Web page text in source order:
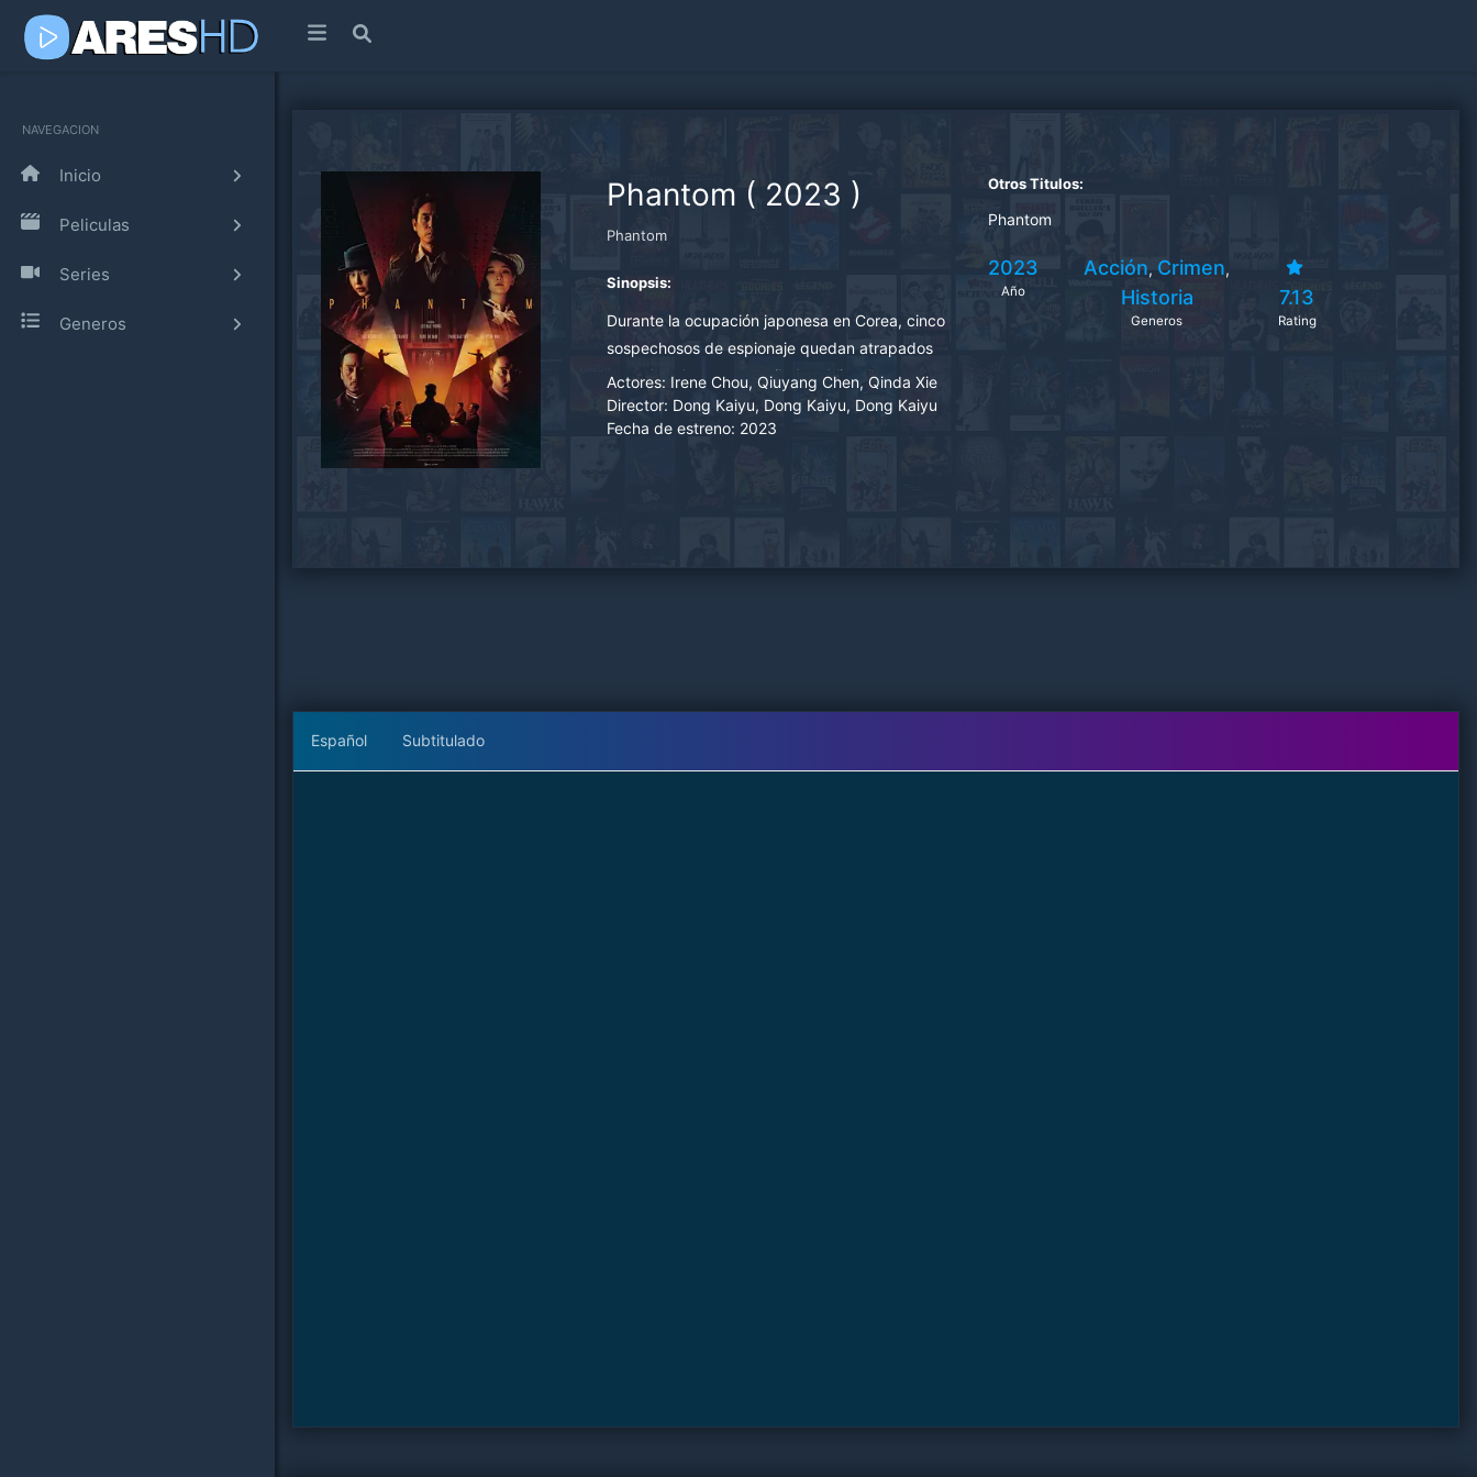
NAVEGACION
Inicio
Peliculas
Series
Generos
Phantom ( 2023 )
Phantom
Sinopsis:
Durante la ocupación japonesa en Corea, cinco
sospechosos de espionaje quedan atrapados
en un hotel en un acantilado, obligados a
descubrir al traidor entre ellos para salvarse. La
tensión aumenta mientras cada uno desconfía
Actores: Irene Chou, Qiuyang Chen, Qinda Xie
Director: Dong Kaiyu, Dong Kaiyu, Dong Kaiyu
Fecha de estreno: 2023
Otros Titulos:
Phantom
2023
Año
Acción, Crimen,
Historia
Generos
7.13
Rating
Español Subtitulado